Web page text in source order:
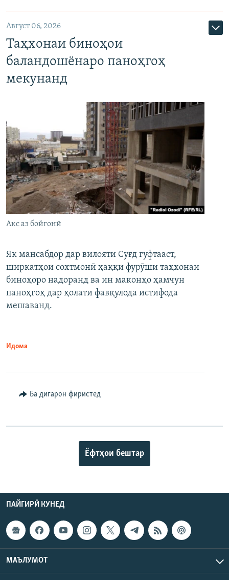
Август 06, 2026
Таҳхонаи биноҳои
баландошёнаро паноҳгоҳ
мекунанд
Акс аз бойгонӣ
Як мансабдор дар вилояти Суғд гуфтааст,
ширкатҳои сохтмонӣ ҳаққи фурӯши таҳхонаи
биноҳоро надоранд ва ин маконҳо ҳамчун
паноҳгоҳ дар ҳолати фавқулода истифода
мешаванд.
Идома
Ба дигарон фиристед
Ёфтҳои бештар
ПАЙГИРӢ КУНЕД
МАЪЛУМОТ